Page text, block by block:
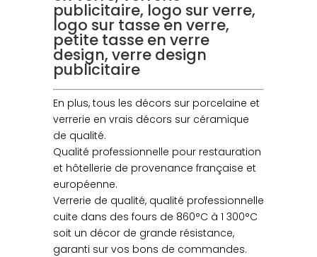
publicitaire, logo sur verre,
logo sur tasse en verre,
petite tasse en verre
design, verre design
publicitaire
En plus, tous les décors sur porcelaine et
verrerie en vrais décors sur céramique
de qualité.
Qualité professionnelle pour restauration
et hôtellerie de provenance française et
européenne.
Verrerie de qualité, qualité professionnelle
cuite dans des fours de 860°C à 1 300°C
soit un décor de grande résistance,
garanti sur vos bons de commandes.